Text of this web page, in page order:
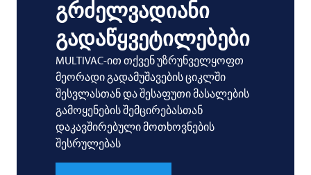
გრძელვადიანი
გადაწყვეტილებები
MULTIVAC-ით თქვენ უზრუნველყოფთ
მეორადი გადამუშავების ციკლში
შესვლასთან და შესაფუთი მასალების
გამოყენების შემცირებასთან
დაკავშირებული მოთხოვნების
შესრულებას